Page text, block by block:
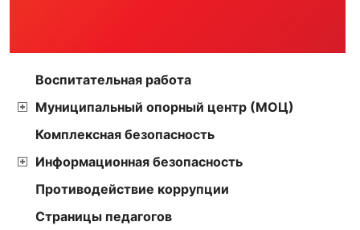
Воспитательная работа
Муниципальный опорный центр (МОЦ)
Комплексная безопасность
Информационная безопасность
Противодействие коррупции
Страницы педагогов